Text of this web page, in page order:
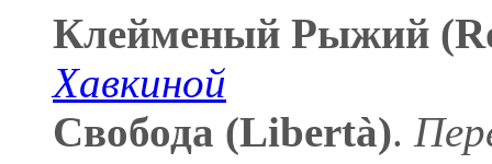
Клейменый Рыжий
Хавкиной
Свобода (Libertà).